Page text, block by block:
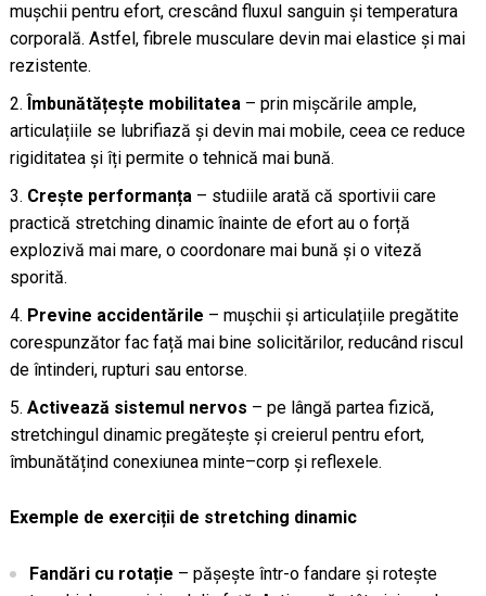
mușchii pentru efort, crescând fluxul sanguin și temperatura
corporală. Astfel, fibrele musculare devin mai elastice și mai
rezistente.
Îmbunătățește mobilitatea– prin mișcările ample,
articulațiile se lubrifiază și devin mai mobile, ceea ce reduce
rigiditatea și îți permite o tehnică mai bună.
Crește performanța– studiile arată că sportivii care
practică stretching dinamic înainte de efort au o forță
explozivă mai mare, o coordonare mai bună și o viteză
sporită.
Previne accidentările – mușchii și articulațiile pregătite
corespunzător fac față mai bine solicitărilor, reducând riscul
de întinderi, rupturi sau entorse.
Activează sistemul nervos – pe lângă partea fizică,
stretchingul dinamic pregătește și creierul pentru efort,
îmbunătățind conexiunea minte–corp și reflexele.
Exemple de exerciții de stretching dinamic
Fandări cu rotație – pășește într-o fandare și rotește